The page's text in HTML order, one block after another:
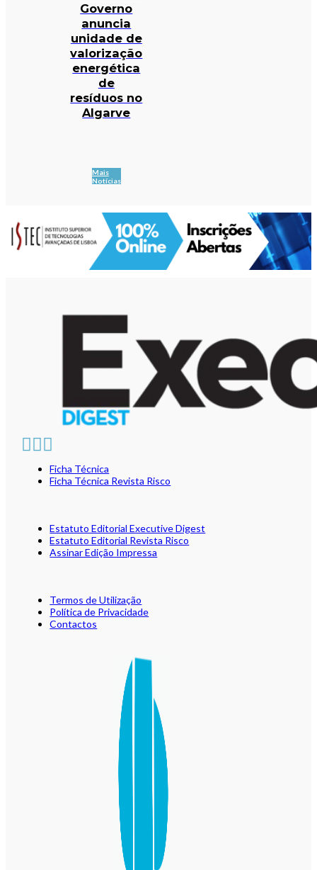
Governo
anuncia
unidade de
valorização
energética
de
resíduos no
Algarve
Mais
Notícias
Ficha Técnica
Ficha Técnica Revista Risco
Estatuto Editorial Executive Digest
Estatuto Editorial Revista Risco
Assinar Edição Impressa
Termos de Utilização
Política de Privacidade
Contactos